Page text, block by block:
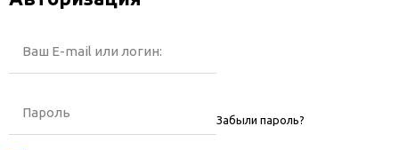
Ваш E-mail или логин:
Пароль Забыли пароль?